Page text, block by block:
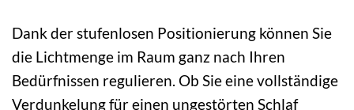
Dank der stufenlosen Positionierung können Sie
die Lichtmenge im Raum ganz nach Ihren
Bedürfnissen regulieren. Ob Sie eine vollständige
Verdunkelung für einen ungestörten Schlaf